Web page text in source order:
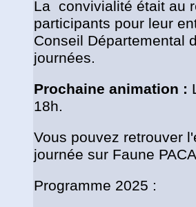
La convivialité était au
participants pour leur
Conseil Départemental
journées.
Prochaine animation :
18h.
Vous pouvez retrouver
journée sur Faune
Programme 2025 :